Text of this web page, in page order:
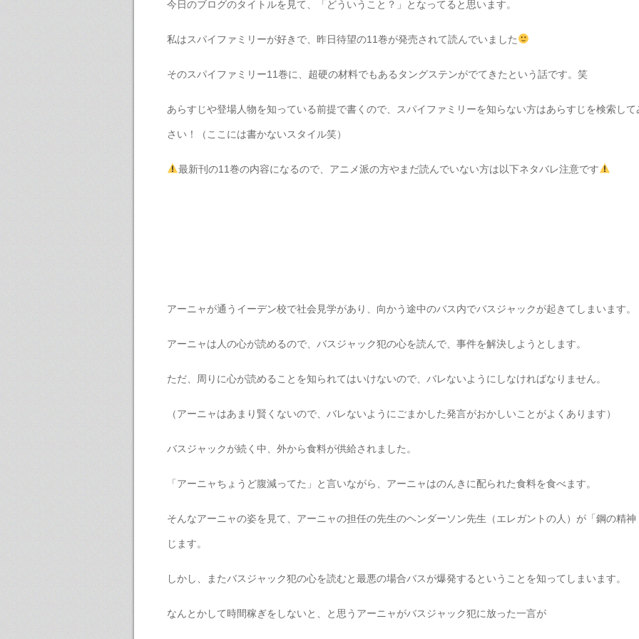
今日のブログのタイトルを見て、「どういうこと？」となってると思います。
私はスパイファミリーが好きで、昨日待望の11巻が発売されて読んでいました
そのスパイファミリー11巻に、超硬の材料でもあるタングステンがでてきたという話です。笑
あらすじや登場人物を知っている前提で書くので、スパイファミリーを知らない方はあらすじを検索し
さい！（ここには書かないスタイル笑）
最新刊の11巻の内容になるので、アニメ派の方やまだ読んでいない方は以下ネタバレ注意です
アーニャが通うイーデン校で社会見学があり、向かう途中のバス内でバスジャックが起きてしまいます。
アーニャは人の心が読めるので、バスジャック犯の心を読んで、事件を解決しようとします。
ただ、周りに心が読めることを知られてはいけないので、バレないようにしなければなりません。
（アーニャはあまり賢くないので、バレないようにごまかした発言がおかしいことがよくあります）
バスジャックが続く中、外から食料が供給されました。
「アーニャちょうど腹減ってた」と言いながら、アーニャはのんきに配られた食料を食べます。
そんなアーニャの姿を見て、アーニャの担任の先生のヘンダーソン先生（エレガントの人）が「鋼の精
じます。
しかし、またバスジャック犯の心を読むと最悪の場合バスが爆発するということを知ってしまいます。
なんとかして時間稼ぎをしないと、と思うアーニャがバスジャック犯に放った一言が